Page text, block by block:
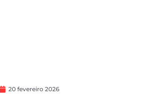
20 fevereiro 2026